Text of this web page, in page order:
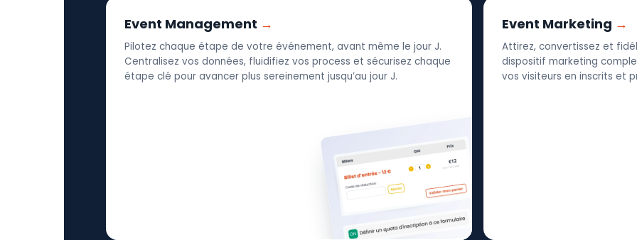
Event Management
Pilotez chaque étape de votre événement, avant même le jour J.
Centralisez vos données, fluidifiez vos process et sécurisez chaque
étape clé pour avancer plus sereinement jusqu’au jour J.
Event Marketing
Attirez, convertissez et
dispositif marketing
vos visiteurs en inscrits et